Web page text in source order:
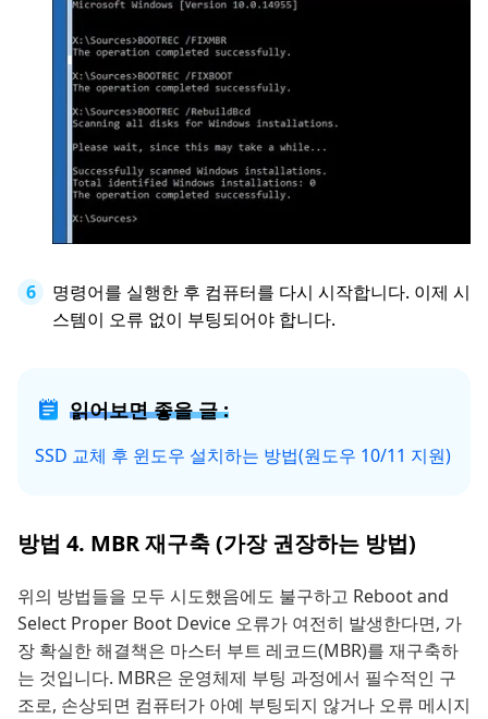
명령어를 실행한 후 컴퓨터를 다시 시작합니다. 이제 시
스템이 오류 없이 부팅되어야 합니다.
읽어보면 좋을 글 :
SSD 교체 후 윈도우 설치하는 방법(원도우 10/11 지원)
방법 4. MBR 재구축 (가장 권장하는 방법)
위의 방법들을 모두 시도했음에도 불구하고 Reboot and
Select Proper Boot Device 오류가 여전히 발생한다면, 가
장 확실한 해결책은 마스터 부트 레코드(MBR)를 재구축하
는 것입니다. MBR은 운영체제 부팅 과정에서 필수적인 구
조로, 손상되면 컴퓨터가 아예 부팅되지 않거나 오류 메시지